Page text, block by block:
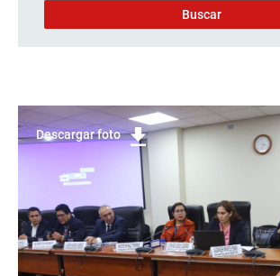
Descargar foto